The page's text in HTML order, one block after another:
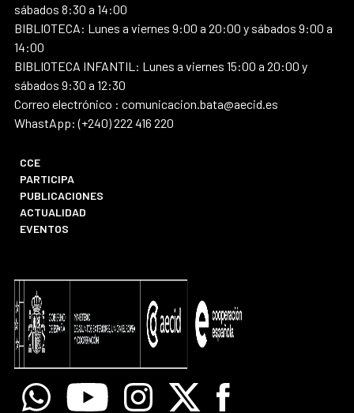
sábados 8:30 a 14:00
BIBLIOTECA: Lunes a viernes 9:00 a 20:00 y sábados 9:00 a
14:00
BIBLIOTECA INFANTIL: Lunes a viernes 15:00 a 20:00 y
sábados 9:30 a 12:30
Correo electrónico : comunicacion.bata@aecid.es
WhastApp: (+240) 222 416 220
CCE
PARTICIPA
PUBLICACIONES
ACTUALIDAD
EVENTOS
WhatsappYoutube Instagram
X Facebook